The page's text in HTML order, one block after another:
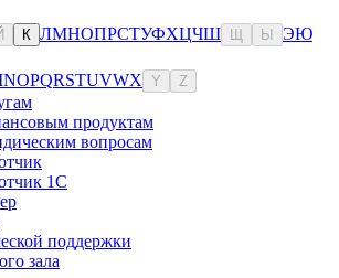
К ЛМНОПРСТУФХЦЧШ Ы ЭЮ
NOPQRSTUVWX Y Z
продуктам
вопросам
1С
поддержки
зала